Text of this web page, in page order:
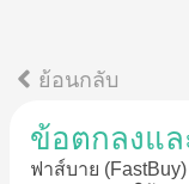
ย้อนกลับ
ข้อตกลงแล
ฟาส์บาย